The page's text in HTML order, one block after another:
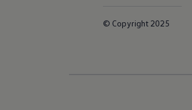
© Copyright 2025